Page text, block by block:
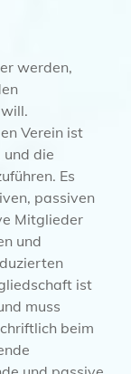
werden,
Verein ist
und die
Es
passiven
Mitglieder
und
ist
muss
beim